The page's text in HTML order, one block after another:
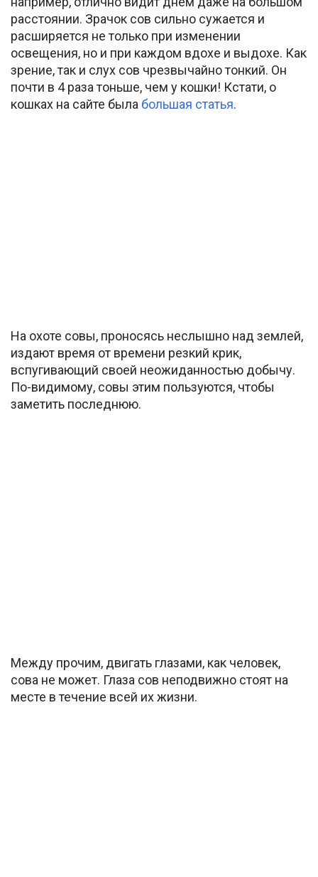
расстоянии. Зрачок сов сильно сужается и
расширяется не только при изменении
освещения, но и при каждом вдохе и выдохе. Как
зрение, так и слух сов чрезвычайно тонкий. Он
почти в 4 раза тоньше, чем у кошки! Кстати, о
кошках на сайте была большая статья.
На охоте совы, проносясь неслышно над землей,
издают время от времени резкий крик,
вспугивающий своей неожиданностью добычу.
По-видимому, совы этим пользуются, чтобы
заметить последнюю.
Между прочим, двигать глазами, как человек,
сова не может. Глаза сов неподвижно стоят на
месте в течение всей их жизни.